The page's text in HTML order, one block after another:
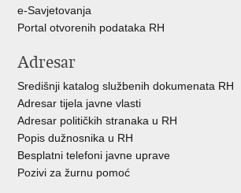
e-Savjetovanja
Portal otvorenih podataka RH
Adresar
Središnji katalog službenih dokumenata RH
Adresar tijela javne vlasti
Adresar političkih stranaka u RH
Popis dužnosnika u RH
Besplatni telefoni javne uprave
Pozivi za žurnu pomoć